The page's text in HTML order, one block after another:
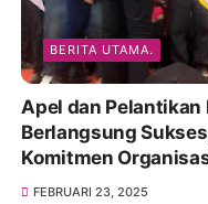
BERITA UTAMA.
Apel dan Pelantikan
Berlangsung
Komitmen
FEBRUARI 23, 2025